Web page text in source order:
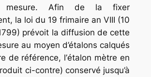
mesure. Afin de la fixer
la loi du 19 frimaire an VIII (10
prévoit la diffusion de cette
au moyen d’étalons calqués
de référence, l’étalon mètre en
ci-contre) conservé jusqu’à